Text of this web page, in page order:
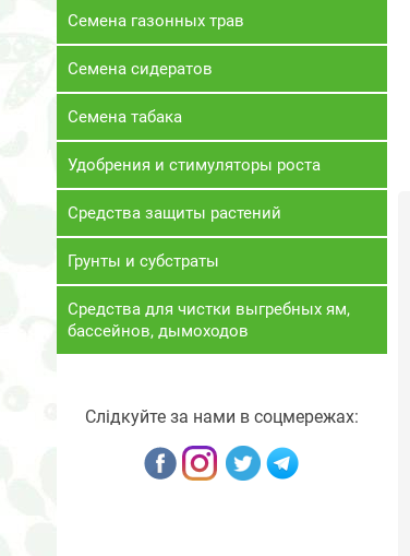
Семена газонных трав
Семена сидератов
Семена табака
Удобрения и стимуляторы роста
Средства защиты растений
Грунты и субстраты
Средства для чистки выгребных ям,
бассейнов, дымоходов
Слідкуйте за нами в соцмережах: